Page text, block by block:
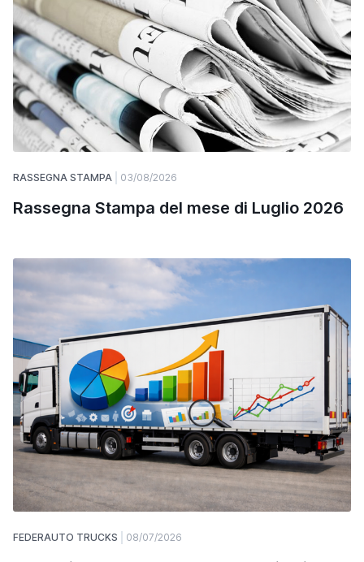
RASSEGNA STAMPA 03/08/2026
Rassegna Stampa del mese di Luglio 2026
FEDERAUTO TRUCKS 08/07/2026